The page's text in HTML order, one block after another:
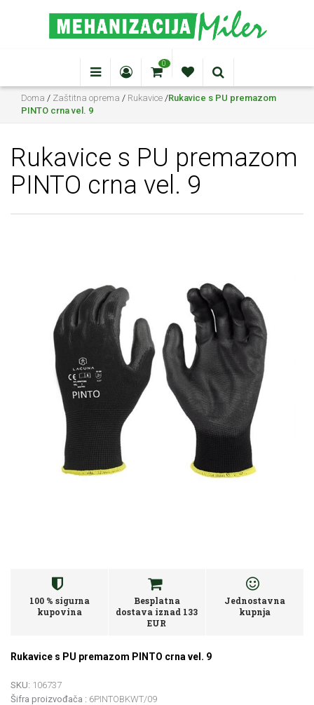
0
Doma / Zaštitna oprema / Rukavice /Rukavice s PU premazom
PINTO crna vel. 9
Rukavice s PU premazom
PINTO crna vel. 9
100 % sigurna
kupovina
Besplatna
dostava iznad 133
EUR
Jednostavna
kupnja
Rukavice s PU premazom PINTO crna vel. 9
SKU: 106737
Šifra proizvođača : 6PINTOBKWT/09